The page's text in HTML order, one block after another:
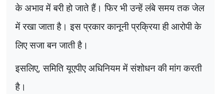
के अभाव में बरी हो जाते हैं। फिर भी उन्हें लंबे समय तक जेल
में रखा जाता है। इस प्रकार कानूनी प्रक्रिया ही आरोपी के
लिए सजा बन जाती है।
इसलिए,समिति यूएपीए अधिनियम में संशोधन की मांग करती
है।